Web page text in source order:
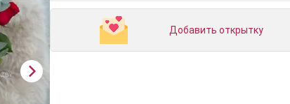
Добавить открытку